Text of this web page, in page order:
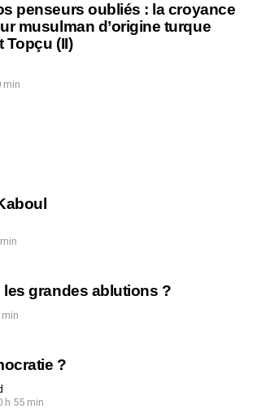
penseurs oubliés : la croyance
musulman d’origine turque
Topçu (II)
min
les grandes ablutions ?
?
h 55 min